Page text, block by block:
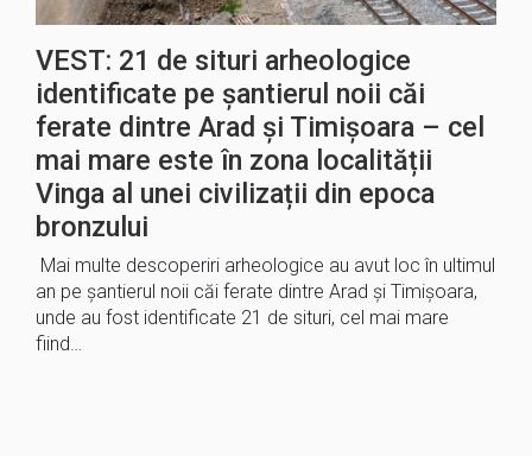
VEST: 21 de situri arheologice
identificate pe șantierul noii căi
ferate dintre Arad și Timișoara – cel
mai mare este în zona localității
Vinga al unei civilizații din epoca
bronzului
Mai multe descoperiri arheologice au avut loc în ultimul
an pe șantierul noii căi ferate dintre Arad și Timișoara,
unde au fost identificate 21 de situri, cel mai mare
fiind…